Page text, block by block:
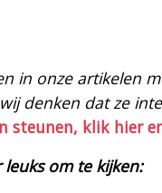
in onze artikelen
denken dat ze
steunen, klik hier
om te kijken: